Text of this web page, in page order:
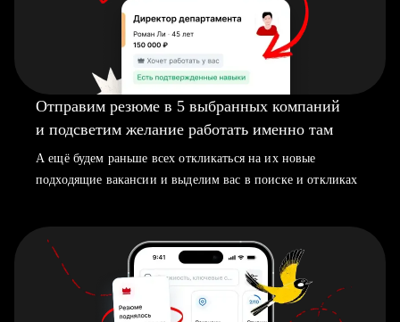
Отправим резюме в 5 выбранных компаний
и подсветим желание работать именно там
А ещё будем раньше всех откликаться на их новые
подходящие вакансии и выделим вас в поиске и откликах